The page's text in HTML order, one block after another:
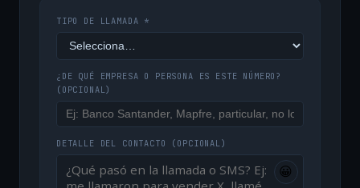
TIPO DE LLAMADA *
¿DE QUÉ EMPRESA O PERSONA ES ESTE NÚMERO?
(OPCIONAL)
DETALLE DEL CONTACTO (OPCIONAL)
😀